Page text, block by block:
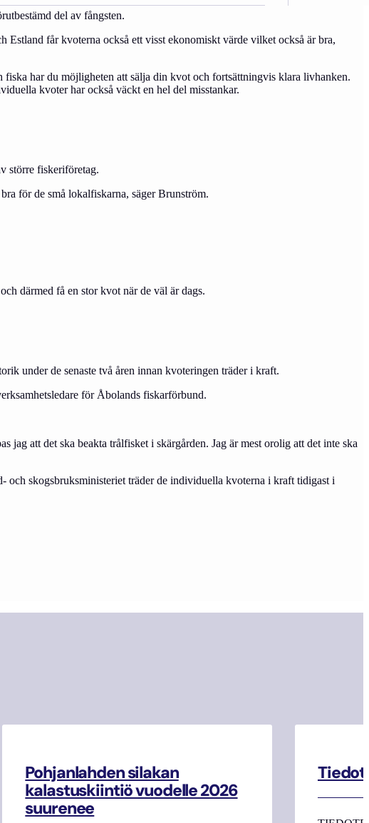
del av fångsten.
får kvoterna också ett visst ekonomiskt värde vilket också är bra,
har du möjligheten att sälja din kvot och fortsättningvis klara livhanken.
kvoter har också väckt en hel del misstankar.
större fiskeriföretag.
för de små lokalfiskarna, säger Brunström.
därmed få en stor kvot när de väl är dags.
under de senaste två åren innan kvoteringen träder i kraft.
för Åbolands fiskarförbund.
jag att det ska beakta trålfisket i skärgården. Jag är mest orolig att det inte ska
och skogsbruksministeriet träder de individuella kvoterna i kraft tidigast i
Pohjanlahden silakan
kalastuskiintiö vuodelle 2026
suurenee